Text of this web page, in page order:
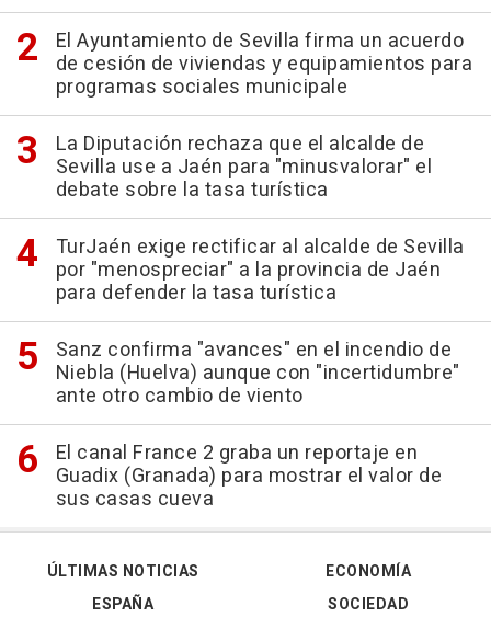
El Ayuntamiento de Sevilla firma un acuerdo
de cesión de viviendas y equipamientos para
programas sociales municipale
La Diputación rechaza que el alcalde de
Sevilla use a Jaén para "minusvalorar" el
debate sobre la tasa turística
TurJaén exige rectificar al alcalde de Sevilla
por "menospreciar" a la provincia de Jaén
para defender la tasa turística
Sanz confirma "avances" en el incendio de
Niebla (Huelva) aunque con "incertidumbre"
ante otro cambio de viento
El canal France 2 graba un reportaje en
Guadix (Granada) para mostrar el valor de
sus casas cueva
ÚLTIMAS NOTICIAS
ESPAÑA
ECONOMÍA
SOCIEDAD